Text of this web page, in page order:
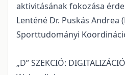
aktivitásának fokozása
Lenténé Dr. Puskás Andrea
Sporttudományi
„D” SZEKCIÓ: DIGITALIZÁCIÓ